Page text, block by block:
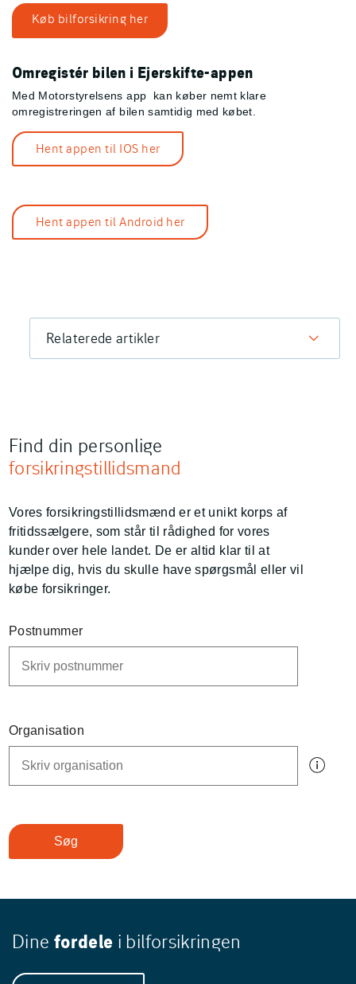
Køb bilforsikring her
Omregistér bilen i Ejerskifte-appen
Med Motorstyrelsens app
kan køber nemt klare
omregistreringen af bilen samtidig med købet.
Hent appen til IOS her
Hent appen til Android her
Relaterede artikler
Find din personlige
forsikringstillidsmand
Vores forsikringstillidsmænd er et unikt korps af
fritidssælgere, som står til rådighed for vores
kunder over hele landet. De er altid klar til at
hjælpe dig, hvis du skulle have spørgsmål eller vil
købe forsikringer.
Postnummer
Organisation
Søg
Dine fordele i bilforsikringen